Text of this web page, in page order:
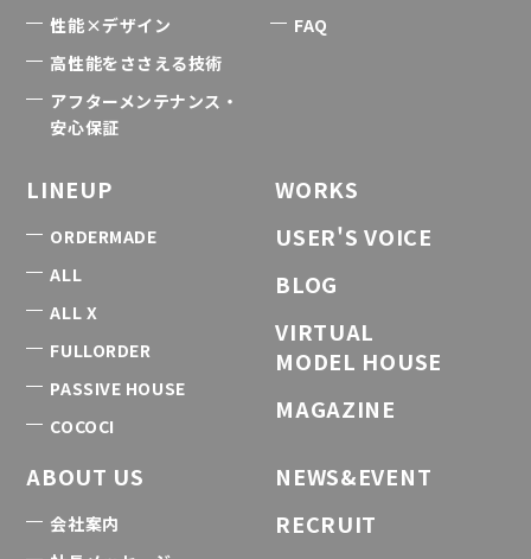
性能×デザイン
高性能をささえる技術
アフターメンテナンス・
安心保証
FAQ
LINEUP
ORDERMADE
ALL
ALL X
FULLORDER
PASSIVE HOUSE
COCOCI
WORKS
USER'S VOICE
BLOG
VIRTUAL
MODEL HOUSE
MAGAZINE
ABOUT US
会社案内
NEWS&EVENT
RECRUIT